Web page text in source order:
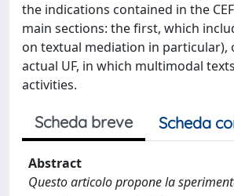
the indications contained in the
main sections: the first, which
on textual mediation in
actual UF, in which multimodal
activities.
Scheda breve Scheda
Abstract
Questo articolo propone la